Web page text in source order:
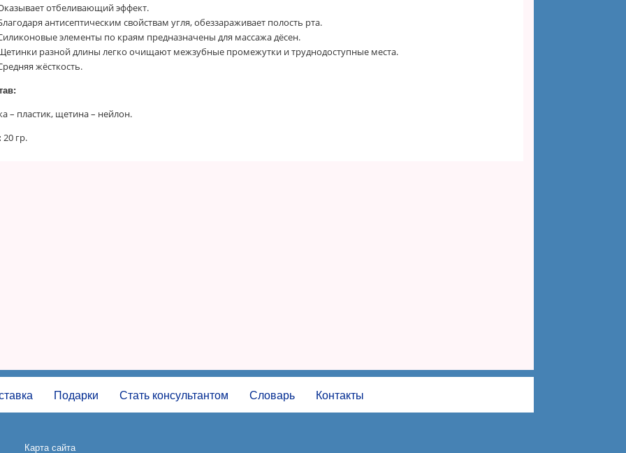
отбеливающий эффект.
антисептическим свойствам угля, обеззараживает полость рта.
элементы по краям предназначены для массажа дёсен.
разной длины легко очищают межзубные промежутки и труднодоступные места.
жёсткость.
– пластик, щетина – нейлон.
20 гр.
Подарки Стать консультантом Словарь Контакты
Карта сайта